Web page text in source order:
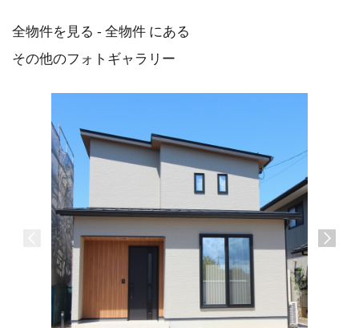
全物件を見る - 全物件 にある
その他のフォトギャラリー